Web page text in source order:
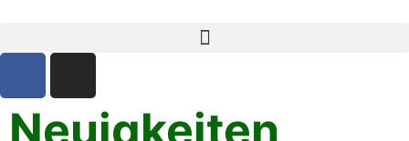
Neuigkeiten